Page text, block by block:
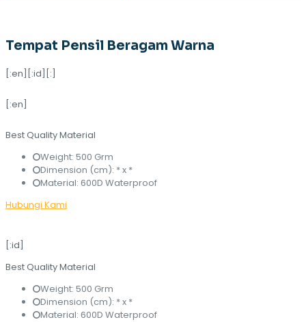
Tempat Pensil Beragam Warna
[:en][:id][:]
[:en]
Best Quality Material
Weight: 500 Grm
Dimension (cm): * x *
Material: 600D Waterproof
Hubungi Kami
[:id]
Best Quality Material
Weight: 500 Grm
Dimension (cm): * x *
Material: 600D Waterproof